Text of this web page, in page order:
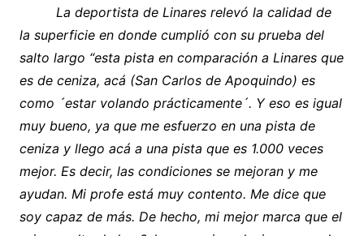
La deportista de Linares relevó la calidad de
la superficie en donde cumplió con su prueba del
salto largo “esta pista en comparación a Linares que
es de ceniza, acá (San Carlos de Apoquindo) es
como ´estar volando prácticamente´. Y eso es igual
muy bueno, ya que me esfuerzo en una pista de
ceniza y llego acá a una pista que es 1.000 veces
mejor. Es decir, las condiciones se mejoran y me
ayudan. Mi profe está muy contento. Me dice que
soy capaz de más. De hecho, mi mejor marca que el